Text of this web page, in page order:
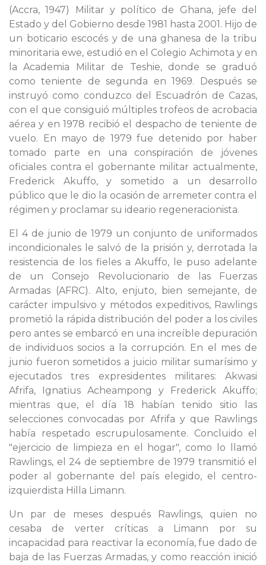
(Accra, 1947) Militar y político de Ghana, jefe del
Estado y del Gobierno desde 1981 hasta 2001. Hijo de
un boticario escocés y de una ghanesa de la tribu
minoritaria ewe, estudió en el Colegio Achimota y en
la Academia Militar de Teshie, donde se graduó
como teniente de segunda en 1969. Después se
instruyó como conduzco del Escuadrón de Cazas,
con el que consiguió múltiples trofeos de acrobacia
aérea y en 1978 recibió el despacho de teniente de
vuelo. En mayo de 1979 fue detenido por haber
tomado parte en una conspiración de jóvenes
oficiales contra el gobernante militar actualmente,
Frederick Akuffo, y sometido a un desarrollo
público que le dio la ocasión de arremeter contra el
régimen y proclamar su ideario regeneracionista.
El 4 de junio de 1979 un conjunto de uniformados
incondicionales le salvó de la prisión y, derrotada la
resistencia de los fieles a Akuffo, le puso adelante
de un Consejo Revolucionario de las Fuerzas
Armadas (AFRC). Alto, enjuto, bien semejante, de
carácter impulsivo y métodos expeditivos, Rawlings
prometió la rápida distribución del poder a los civiles
pero antes se embarcó en una increíble depuración
de individuos socios a la corrupción. En el mes de
junio fueron sometidos a juicio militar sumarísimo y
ejecutados tres expresidentes militares: Akwasi
Afrifa, Ignatius Acheampong y Frederick Akuffo;
mientras que, el día 18 habían tenido sitio las
selecciones convocadas por Afrifa y que Rawlings
había respetado escrupulosamente. Concluido el
"ejercicio de limpieza en el hogar", como lo llamó
Rawlings, el 24 de septiembre de 1979 transmitió el
poder al gobernante del país elegido, el centro-
izquierdista Hilla Limann.
Un par de meses después Rawlings, quien no
cesaba de verter críticas a Limann por su
incapacidad para reactivar la economía, fue dado de
baja de las Fuerzas Armadas, y como reacción inició